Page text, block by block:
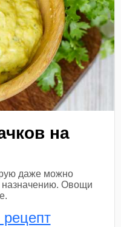
на
даже можно
назначению. Овощи